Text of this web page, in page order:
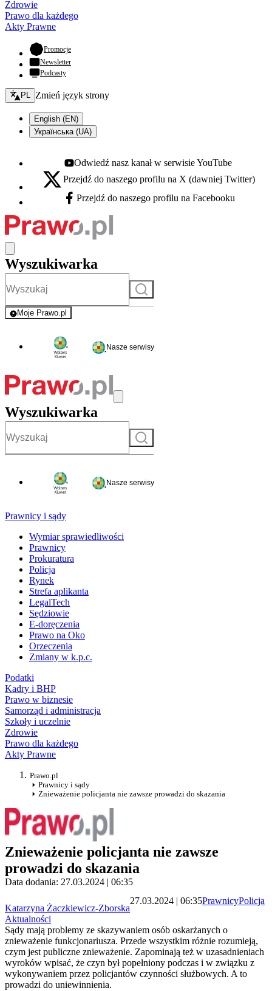
Zdrowie
Prawo dla każdego
Akty Prawne
Promocje- otwiera się w nowej karcie
Newsletter
Podcasty
Zmień język - bieżący:
PL Zmień język strony
English (EN)
Українська (UA)
Youtube - otwiera się w nowej karcie
Odwiedź nasz kanał w serwisie YouTube
X - otwiera się w nowej karcie
Przejdź do naszego profilu na X (dawniej Twitter)
Facebook - otwiera się w nowej karcie
Przejdź do naszego profilu na Facebooku
Wyszukiwarka
Szukaj
Moje Prawo.pl
- rejestracja i logowanie do serwisu
Nasze serwisy
Wyszukiwarka
Szukaj
Nasze serwisy
Prawnicy i sądy
Wymiar sprawiedliwości
Prawnicy
Prokuratura
Policja
Rynek
Strefa aplikanta
LegalTech
Sędziowie
E-doręczenia
Prawo na Oko
Orzeczenia
Zmiany w k.p.c.
Podatki
Kadry i BHP
Prawo w biznesie
Samorząd i administracja
Szkoły i uczelnie
Zdrowie
Prawo dla każdego
Akty Prawne
Prawo.pl
Prawnicy i sądy
Znieważenie policjanta nie zawsze prowadzi do skazania
Znieważenie policjanta nie zawsze
prowadzi do skazania
Data dodania: 27.03.2024 | 06:35
Katarzyna Żaczkiewicz-Zborska
27.03.2024 | 06:35PrawnicyPolicja
Aktualności
Sądy mają problemy ze skazywaniem osób oskarżanych o
znieważenie funkcjonariusza. Przede wszystkim różnie rozumieją,
czym jest publiczne znieważenie. Zapominają też w uzasadnieniach
wyroków wpisać, że czyn był popełniony podczas i w związku z
wykonywaniem przez policjantów czynności służbowych. A to
prowadzi do uniewinnienia.